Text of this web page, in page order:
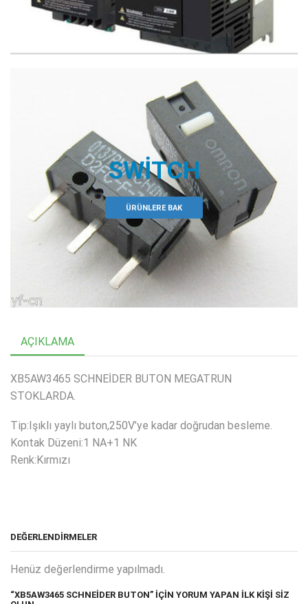
SWITCH
ÜRÜNLERE BAK
AÇIKLAMA
XB5AW3465 SCHNEİDER BUTON MEGATRUN
STOKLARDA.
Tip:Işıklı yaylı buton,250V’ye kadar doğrudan besleme.
Kontak Düzeni:1 NA+1 NK
Renk:Kırmızı
DEĞERLENDIRMELER
Henüz değerlendirme yapılmadı.
“XB5AW3465 SCHNEİDER BUTON” IÇIN YORUM YAPAN ILK KIŞI SIZ